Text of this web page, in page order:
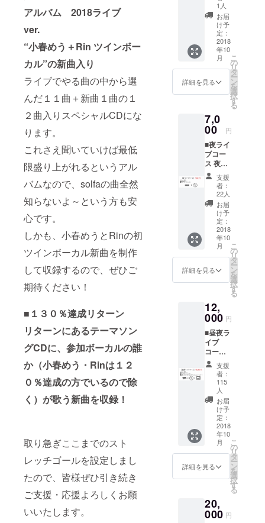
アルバム 2018ライブ
ver.
“小春めう＋Rin ツインボー
カル”の新曲入り
ライブでやる曲の中から選
んだ１１曲＋新曲１曲の１
２曲入りスペシャルCDにな
ります。
これさえ聞いていけば最低
限盛り上がれるというアル
バムなので、solfaの曲全然
知らないよ～という方も安
心です。
しかも、小春めうとRinの初
ツインボーカル新曲を制作
して収録するので、ぜひご
期待ください！
■１３０％達成リターン
リターンにあるテーマソン
グCDに、参加ボーカルの誰
か（小春めう・Rinは１２
０％達成の方でいるので除
く）が歌う新曲を収録！
取り急ぎここまでのスト
レッチゴールを設定しまし
たので、皆様ぜひ引き続き
ご支援・応援よろしくお願
いいたします。
ライブ
テーマ
ソング
1人
お届
け予
定：
2018
年10
月
詳細を見る
こ
の
リ
タ
ー
ン
を
選
択
す
る
7,0
00 円
■夜ライ
ブコー
ス 夜公
演チ
ケット
ライブ
テーマ
ソング
支援
者：
22人
お届
け予
定：
2018
年10
月
詳細を見る
こ
の
リ
タ
ー
ン
を
選
択
す
る
12,
000 円
■昼夜ラ
イブ
コース
昼夜公
演通し
券 ライ
ブテー
マソン
グCD
solfaメ
ンバー
のサイ
ン入り
サンク
スメッ
支援
者：
115
人
お届
け予
定：
2018
年10
月
詳細を見る
こ
の
リ
タ
ー
ン
を
選
択
す
る
20,
000 円